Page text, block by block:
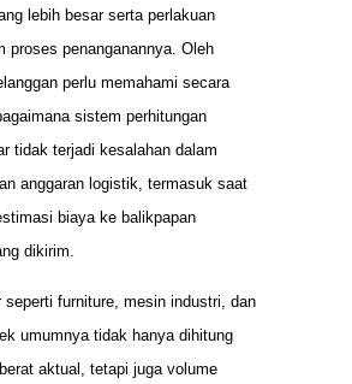
lebih besar serta perlakuan
proses penanganannya. Oleh
perlu memahami secara
sistem perhitungan
tidak terjadi kesalahan dalam
anggaran logistik, termasuk saat
biaya ke balikpapan
dikirim.
seperti furniture, mesin industri, dan
umumnya tidak hanya dihitung
aktual, tetapi juga volume